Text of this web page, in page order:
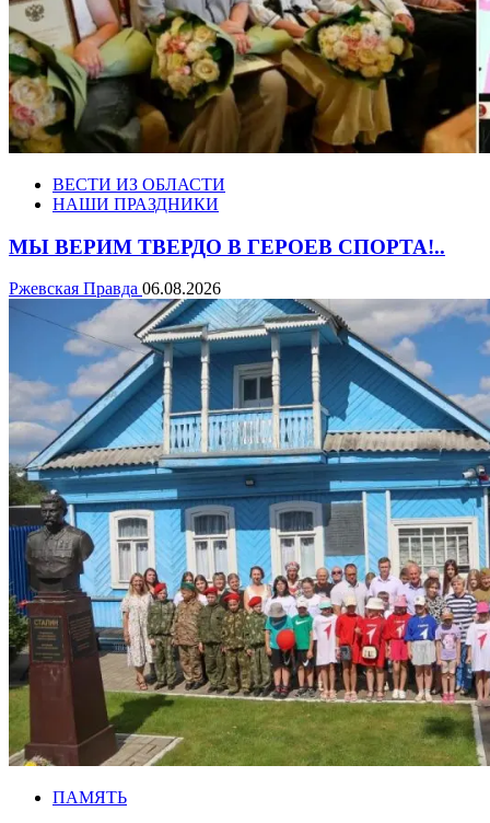
ВЕСТИ ИЗ ОБЛАСТИ
НАШИ ПРАЗДНИКИ
МЫ ВЕРИМ ТВЕРДО В ГЕРОЕВ СПОРТА!..
Ржевская Правда 06.08.2026
ПАМЯТЬ